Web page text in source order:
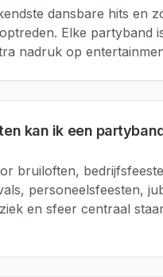
dansbare hits en
Elke partyband
nadruk op
kan ik een
bruiloften,
personeelsfeesten,
en sfeer centraal